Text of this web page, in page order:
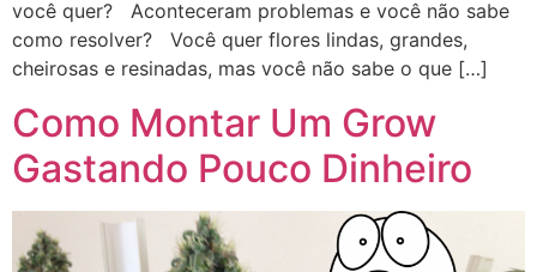
você quer? Aconteceram problemas e você não sabe
como resolver? Você quer flores lindas, grandes,
cheirosas e resinadas, mas você não sabe o que […]
Como Montar Um Grow
Gastando Pouco Dinheiro